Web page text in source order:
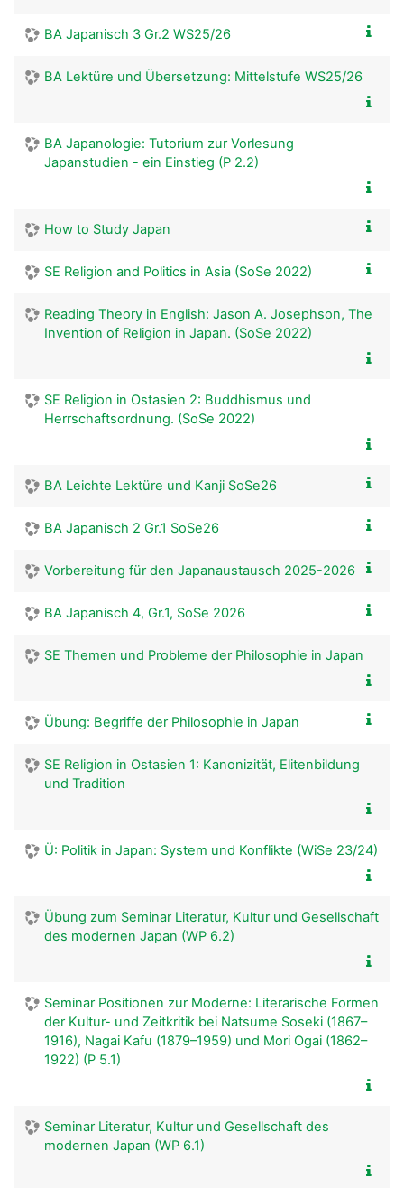
BA Japanisch 3 Gr.2 WS25/26
BA Lektüre und Übersetzung: Mittelstufe WS25/26
BA Japanologie: Tutorium zur Vorlesung
Japanstudien - ein Einstieg (P 2.2)
How to Study Japan
SE Religion and Politics in Asia (SoSe 2022)
Reading Theory in English: Jason A. Josephson, The
Invention of Religion in Japan. (SoSe 2022)
SE Religion in Ostasien 2: Buddhismus und
Herrschaftsordnung. (SoSe 2022)
BA Leichte Lektüre und Kanji SoSe26
BA Japanisch 2 Gr.1 SoSe26
Vorbereitung für den Japanaustausch 2025-2026
BA Japanisch 4, Gr.1, SoSe 2026
SE Themen und Probleme der Philosophie in Japan
Übung: Begriffe der Philosophie in Japan
SE Religion in Ostasien 1: Kanonizität, Elitenbildung
und Tradition
Ü: Politik in Japan: System und Konflikte (WiSe 23/24)
Übung zum Seminar Literatur, Kultur und Gesellschaft
des modernen Japan (WP 6.2)
Seminar Positionen zur Moderne: Literarische Formen
der Kultur- und Zeitkritik bei Natsume Soseki (1867–
1916), Nagai Kafu (1879–1959) und Mori Ogai (1862–
1922) (P 5.1)
Seminar Literatur, Kultur und Gesellschaft des
modernen Japan (WP 6.1)